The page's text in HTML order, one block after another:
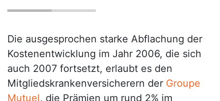
Die ausgesprochen starke Abflachung der
Kostenentwicklung im Jahr 2006, die sich
auch 2007 fortsetzt, erlaubt es den
Mitgliedskrankenversicherern der Groupe
Mutuel, die Prämien um rund 2% im